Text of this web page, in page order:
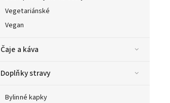
Vegetariánské
Vegan
Čaje a káva
Doplňky stravy
Bylinné kapky